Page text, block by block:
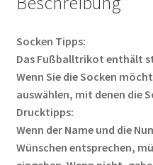
Socken Tipps:
Das Fußballtrikot enthält
Wenn Sie die Socken
auswählen, mit denen die
Drucktipps:
Wenn der Name und die
Wünschen entsprechen,